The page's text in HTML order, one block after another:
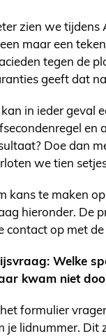
zien we tijdens
maar een
tegen de
geeft dat
kan in ieder geval
en
Doe dan
we tien
kans te maken
hieronder. De
contact op met
Welke
kwam niet
formulier
je lidnummer. Dit